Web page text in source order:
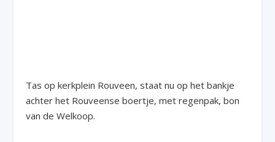
Tas op kerkplein Rouveen, staat nu op het bankje
achter het Rouveense boertje, met regenpak, bon
van de Welkoop.